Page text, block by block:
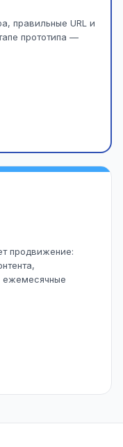
правильные URL и
прототипа —
продвижение:
ежемесячные